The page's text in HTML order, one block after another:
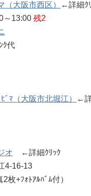
大阪市西区）
←詳細ｸ
～13:00 残2
ｸ代
ﾏ（大阪市北堀江）
←
オ ←詳細ｸﾘｯｸ
4-16-13
枚+ﾌｫﾄｱﾙﾊﾞﾑ付）